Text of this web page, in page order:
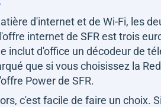
d'internet et de Wi-Fi, les
internet de SFR est trois
inclut d'office un décodeur de
que si vous choisissez la
Power de SFR.
c'est facile de faire un choix.